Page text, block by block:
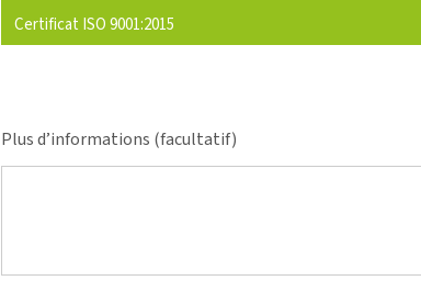
Certificat ISO 9001:2015
Plus d’informations (facultatif)